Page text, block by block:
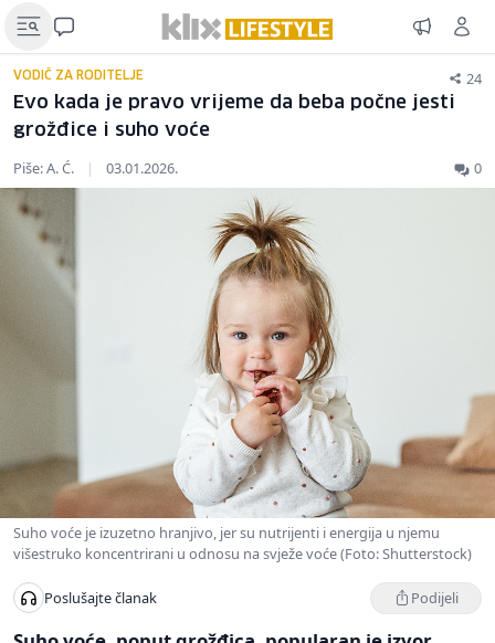
VODIČ ZA RODITELJE 24
Evo kada je pravo vrijeme da beba počne jesti
grožđice i suho voće
Piše: A. Ć. | 03.01.2026. 0
Suho voće je izuzetno hranjivo, jer su nutrijenti i energija u njemu
višestruko koncentrirani u odnosu na svježe voće (Foto: Shutterstock)
Poslušajte članak Podijeli